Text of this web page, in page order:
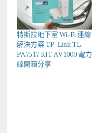
特斯拉地下室 Wi-Fi 連線
解決方案 TP-Link TL-
PA7517 KIT AV1000 電力
線開箱分享